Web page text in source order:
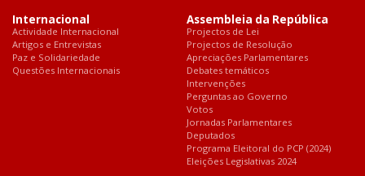
Internacional
Actividade Internacional
Artigos e Entrevistas
Paz e Solidariedade
Questões Internacionais
Assembleia da República
Projectos de Lei
Projectos de Resolução
Apreciações Parlamentares
Debates temáticos
Intervenções
Perguntas ao Governo
Votos
Jornadas Parlamentares
Deputados
Programa Eleitoral do PCP (2024)
Eleições Legislativas 2024